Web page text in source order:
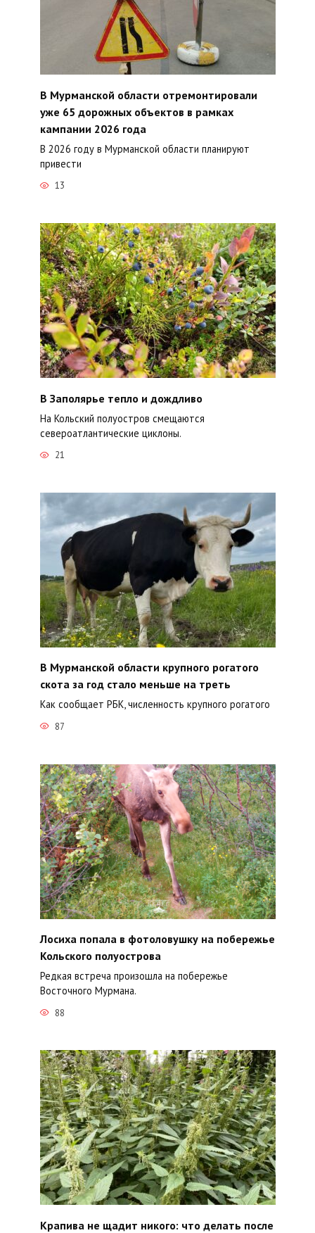
В Мурманской области отремонтировали
уже 65 дорожных объектов в рамках
кампании 2026 года
В 2026 году в Мурманской области планируют
привести
13
В Заполярье тепло и дождливо
На Кольский полуостров смещаются
североатлантические циклоны.
21
В Мурманской области крупного рогатого
скота за год стало меньше на треть
Как сообщает РБК, численность крупного рогатого
87
Лосиха попала в фотоловушку на побережье
Кольского полуострова
Редкая встреча произошла на побережье
Восточного Мурмана.
88
Крапива не щадит никого: что делать после